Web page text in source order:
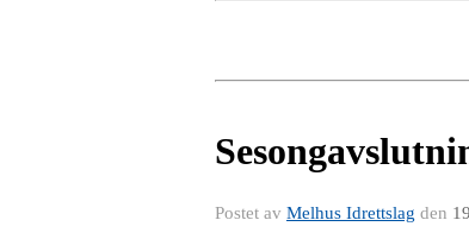
Postet av Melhus Idrettslag den